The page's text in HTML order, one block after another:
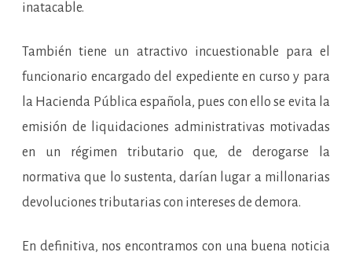
inatacable.
También tiene un atractivo incuestionable para el
funcionario encargado del expediente en curso y para
la Hacienda Pública española, pues con ello se evita la
emisión de liquidaciones administrativas motivadas
en un régimen tributario que, de derogarse la
normativa que lo sustenta, darían lugar a millonarias
devoluciones tributarias con intereses de demora.
En definitiva, nos encontramos con una buena noticia